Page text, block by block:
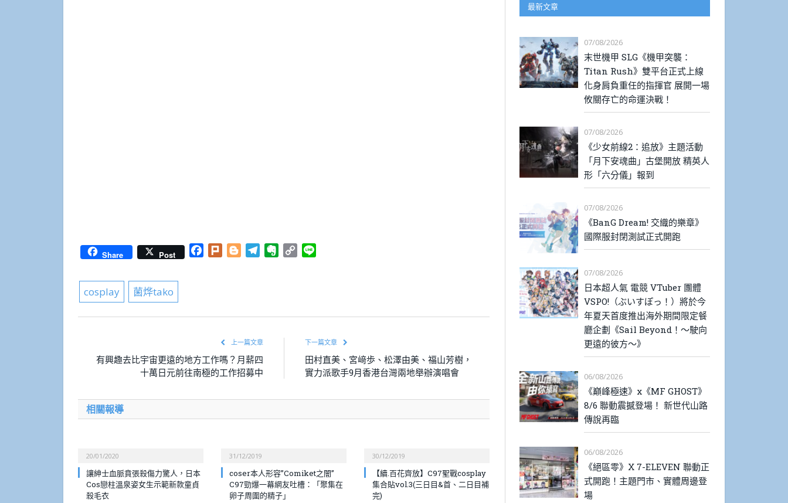
Share Post Facebook
Plurk BloggerTelegramEvernote
Copy
cosplay 菌烨tako
上一篇文章
有興趣去比宇宙更遠的地方工作嗎？月薪四
十萬日元前往南極的工作招募中
下一篇文章
田村直美、宮﨑歩、松澤由美、福山芳樹，
實力派歌手9月香港台灣兩地舉辦演唱會
相關報導
20/01/2020
讓紳士血脈賁張殺傷力驚人，日本
Cos戀柱溫泉姿女生示範新款童貞
殺毛衣
31/12/2019
coser本人形容”Comiket之闇”
C97勁爆一幕網友吐槽：「聚集在
卵子周圍的精子」
30/12/2019
【續.百花齊放】C97聖戰cosplay
集合貼vol.3(三日目&首、二日目補
完)
最新文章
07/08/2026
末世機甲 SLG《機甲突襲：
Titan Rush》雙平台正式上線
化身肩負重任的指揮官 展開一場
攸關存亡的命運決戰！
07/08/2026
《少女前線2：追放》主題活動
「月下安魂曲」古堡開放 精英人
形「六分儀」報到
07/08/2026
《BanG Dream! 交織的樂章》
國際服封閉測試正式開跑
07/08/2026
日本超人氣 電競 VTuber 團體
VSPO!（ぶいすぽっ！）將於今
年夏天首度推出海外期間限定餐
廳企劃《Sail Beyond！～駛向
更遠的彼方～》
06/08/2026
《巔峰極速》x《MF GHOST》
8/6 聯動震撼登場！ 新世代山路
傳說再臨
06/08/2026
《絕區零》X 7-ELEVEN 聯動正
式開跑！主題門市、實體周邊登
場